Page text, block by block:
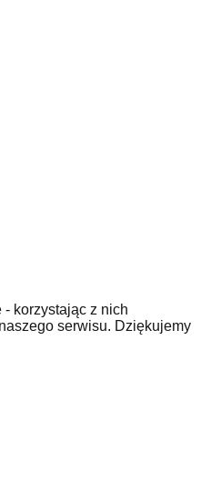
korzystając z nich
serwisu. Dziękujemy